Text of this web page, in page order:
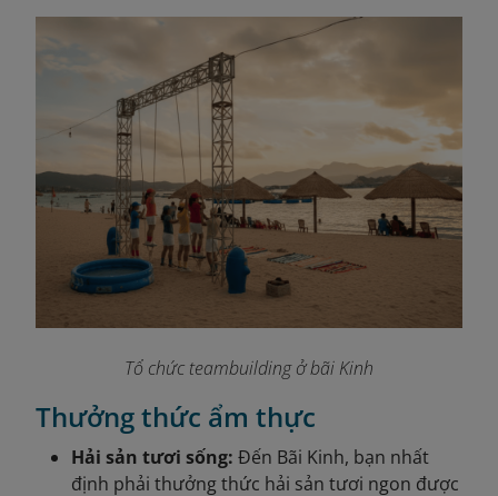
Tổ chức teambuilding ở bãi Kinh
Thưởng thức ẩm thực
Hải sản tươi sống: Đến Bãi Kinh, bạn nhất
định phải thưởng thức hải sản tươi ngon được